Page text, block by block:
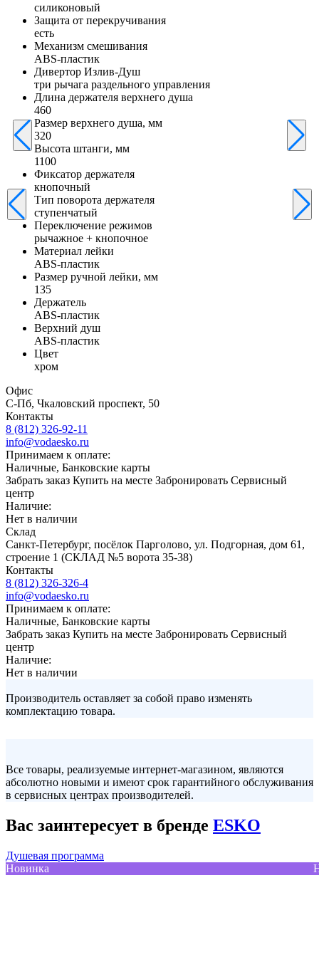
силиконовый
Защита от перекручивания
есть
Механизм смешивания
ABS-пластик
Дивертор Излив-Душ
три рычага раздельного управления
Длина держателя верхнего душа
460
Размер верхнего душа, мм
320
Высота штанги, мм
1100
Фиксатор держателя
кнопочный
Тип поворота держателя
ступенчатый
Переключение режимов
рычажное + кнопочное
Материал лейки
ABS-пластик
Размер ручной лейки, мм
135
Держатель
ABS-пластик
Верхний душ
ABS-пластик
Цвет
хром
Офис
С-Пб, Чкаловский проспект, 50
Контакты
8 (812) 326-92-11
info@vodaesko.ru
Принимаем к оплате:
Наличные, Банковские карты
Забрать заказ Купить на месте Забронировать Сервисный
центр
Наличие:
Нет в наличии
Склад
Санкт-Петербург, посёлок Парголово, ул. Подгорная, дом 61,
строение 1 (СКЛАД №5 ворота 35-38)
Контакты
8 (812) 326-326-4
info@vodaesko.ru
Принимаем к оплате:
Наличные, Банковские карты
Забрать заказ Купить на месте Забронировать Сервисный
центр
Наличие:
Нет в наличии
Производитель оставляет за собой право изменять
комплектацию товара.
Все товары, реализуемые интернет-магазином, являются
абсолютно новыми и имеют срок гарантийного обслуживания
в сервисных центрах производителей.
Вас заинтересует в бренде ESKO
Душевая программа
Новинка